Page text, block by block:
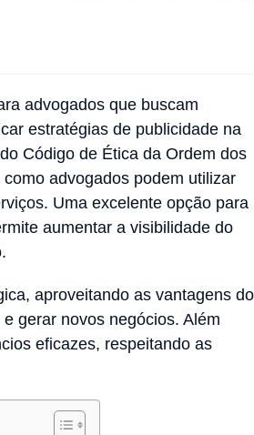
advogados que buscam
estratégias de publicidade na
Código de Ética da Ordem dos
advogados podem utilizar
Uma excelente opção para
aumentar a visibilidade do
aproveitando as vantagens do
gerar novos negócios. Além
eficazes, respeitando as